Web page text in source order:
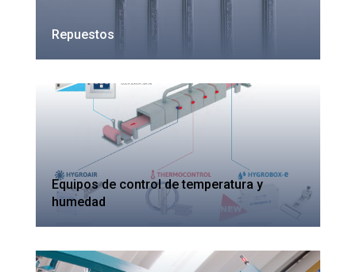
Repuestos
Equipos de control de temperatura y
humedad